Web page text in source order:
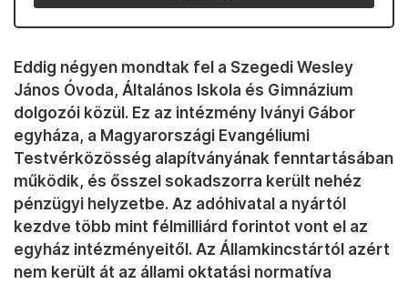
Eddig négyen mondtak fel a Szegedi Wesley
János Óvoda, Általános Iskola és Gimnázium
dolgozói közül. Ez az intézmény Iványi Gábor
egyháza, a Magyarországi Evangéliumi
Testvérközösség alapítványának fenntartásában
működik, és ősszel sokadszorra került nehéz
pénzügyi helyzetbe. Az adóhivatal a nyártól
kezdve több mint félmilliárd forintot vont el az
egyház intézményeitől. Az Államkincstártól azért
nem került át az állami oktatási normatíva